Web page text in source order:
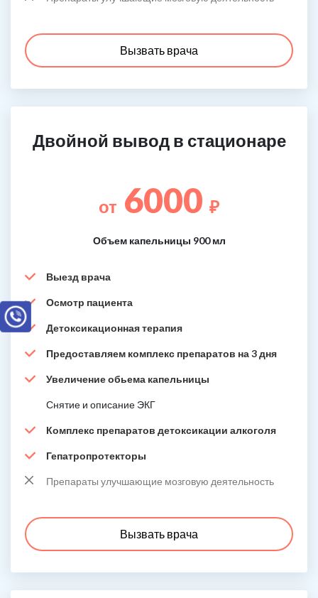
Вызвать врача
Двойной вывод в стационаре
от 6000 ₽
Объем капельницы 900 мл
Выезд врача
Осмотр пациента
Детоксикационная терапия
Предоставляем комплекс препаратов на 3 дня
Увеличение обьема капельницы
Снятие и описание ЭКГ
Комплекс препаратов детоксикации алкоголя
Гепатропротекторы
Препараты улучшающие мозговую деятельность
Вызвать врача